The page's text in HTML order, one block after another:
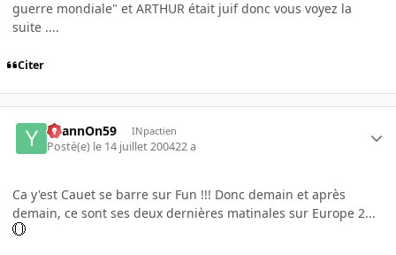
guerre mondiale" et ARTHUR était juif donc vous voyez la
suite ....
Citer
YoannOn59 INpactien
Posté(e) le 14 juillet 200422 a
Ca y'est Cauet se barre sur Fun !!! Donc demain et après
demain, ce sont ses deux dernières matinales sur Europe 2...